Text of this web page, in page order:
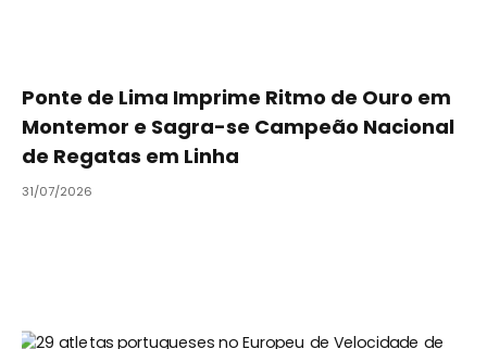
Ponte de Lima Imprime Ritmo de Ouro em
Montemor e Sagra-se Campeão Nacional
de Regatas em Linha
31/07/2026